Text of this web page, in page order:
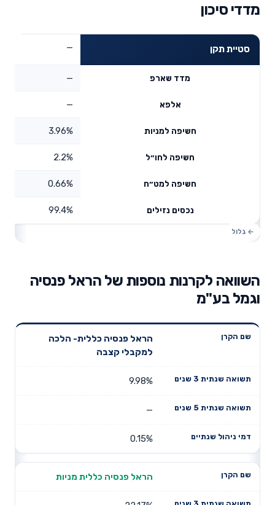
מדדי סיכון
סטיית תקן —
מדד שארפ —
אלפא —
חשיפה למניות 3.96%
חשיפה לחו״ל 2.2%
חשיפה למט״ח 0.66%
נכסים נזילים 99.4%
השוואה לקרנות נוספות של הראל פנסיה
וגמל בע"מ
שנתית 3
תשואה
הראל פנסיה כללית- הלכה
למקבלי קצבה
9.98%
—
0.15%
הראל פנסיה כללית מניות